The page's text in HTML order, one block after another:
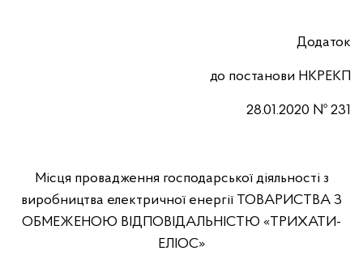
Додаток
до постанови НКРЕКП
28.01.2020 № 231
Місця провадження господарської діяльності з
виробництва електричної енергії ТОВАРИСТВА З
ОБМЕЖЕНОЮ ВІДПОВІДАЛЬНІСТЮ «ТРИХАТИ-
ЕЛІОС»